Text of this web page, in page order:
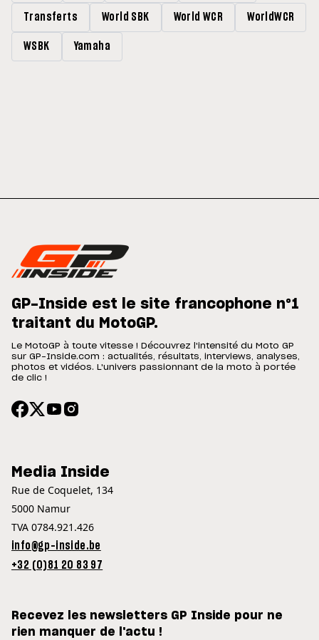
Transferts World SBK World WCR WorldWCR
WSBK Yamaha
GP-Inside est le site francophone n°1
traitant du MotoGP.
Le MotoGP à toute vitesse ! Découvrez l'intensité du Moto GP
sur GP-Inside.com : actualités, résultats, interviews, analyses,
photos et vidéos. L'univers passionnant de la moto à portée
de clic !
Media Inside
Rue de Coquelet, 134
5000 Namur
TVA 0784.921.426
info@gp-inside.be
+32 (0)81 20 83 97
Recevez les newsletters GP Inside pour ne
rien manquer de l'actu !